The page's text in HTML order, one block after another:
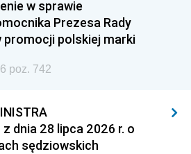
w sprawie
Prezesa Rady
polskiej marki
poz. 742
z dnia 28 lipca 2026 r. o
sędziowskich